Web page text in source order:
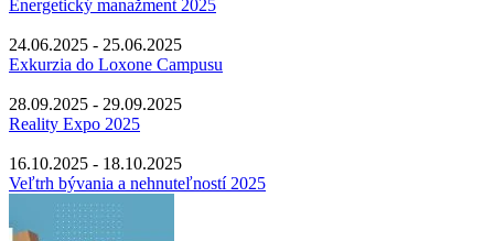
Energetický manažment 2025
24.06.2025 - 25.06.2025
Exkurzia do Loxone Campusu
28.09.2025 - 29.09.2025
Reality Expo 2025
16.10.2025 - 18.10.2025
Veľtrh bývania a nehnuteľností 2025